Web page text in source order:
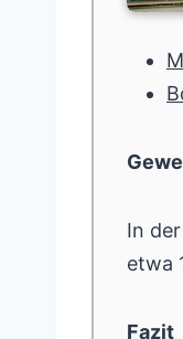
In
etwa
Fazit